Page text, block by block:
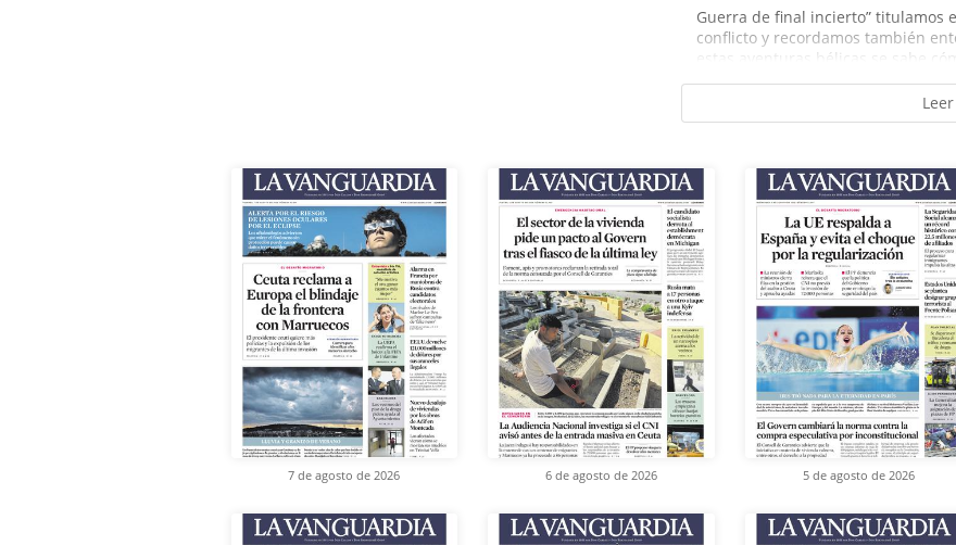
Guerra de final incierto” titulamos
conflicto y recordamos también
estas aventuras bélicas se sabe
7 de agosto de 2026 6 de agosto de 2026 5 de agosto de 2026